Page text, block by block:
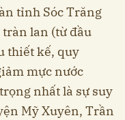
tỉnh Sóc Trăng
tràn lan (từ đầu
thiết kế, quy
mực nước
nhất là sự suy
Mỹ Xuyên, Trần